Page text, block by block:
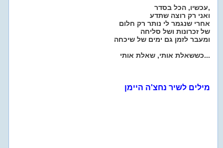
עכשיו, הכל בסדר,
ואני רק רוצה שתדע
אחרי שנגמר לי נותר רק חלום
של זכרונות ושל סליחה
ומעבר לזמן גם ימים של שיכחה
כששאלת אותי, שאלת אותי...
מילים לשיר נחצ'ה היימן